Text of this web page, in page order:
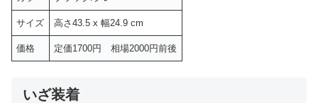
サイズ 高さ43.5 x 幅24.9 cm
価格 定価1700円 相場2000円前後
いざ装着